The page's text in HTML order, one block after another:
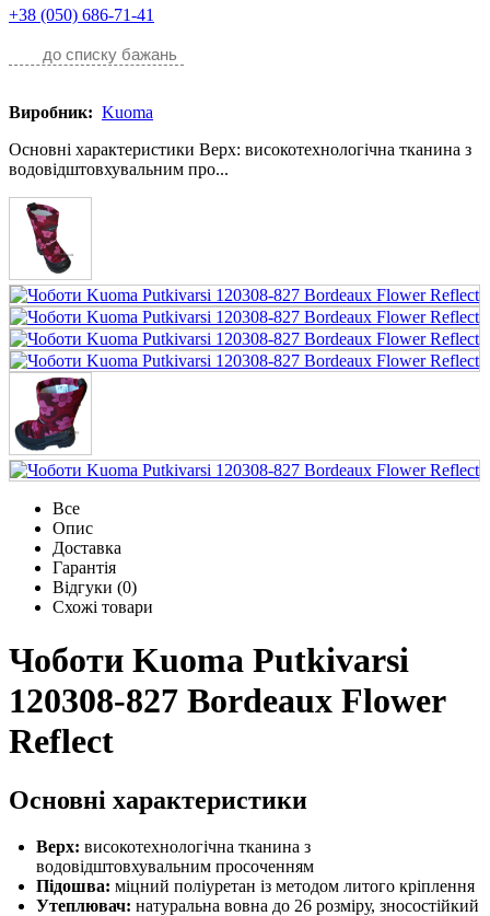
+38 (050) 686-71-41
до списку бажань
Виробник: Kuoma
Основні характеристики Верх: високотехнологічна тканина з
водовідштовхувальним про...
Все
Опис
Доставка
Гарантія
Відгуки (0)
Схожі товари
Чоботи Kuoma Putkivarsi
120308-827 Bordeaux Flower
Reflect
Основні характеристики
Верх: високотехнологічна тканина з
водовідштовхувальним просоченням
Підошва: міцний поліуретан із методом литого кріплення
Утеплювач: натуральна вовна до 26 розміру, зносостійкий